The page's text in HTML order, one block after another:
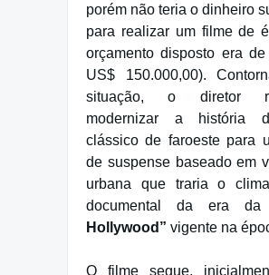
porém não teria o dinheiro
para realizar um filme de
orçamento disposto era
US$ 150.000,00).
situação, o diretor
modernizar a história
clássico de faroeste para
de suspense baseado em
urbana que traria o
documental da era da
Hollywood” vigente na
O filme segue,